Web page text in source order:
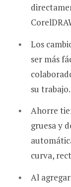
Los
ser más
su trabajo.
Ahorre
gruesa y
curva,
Al